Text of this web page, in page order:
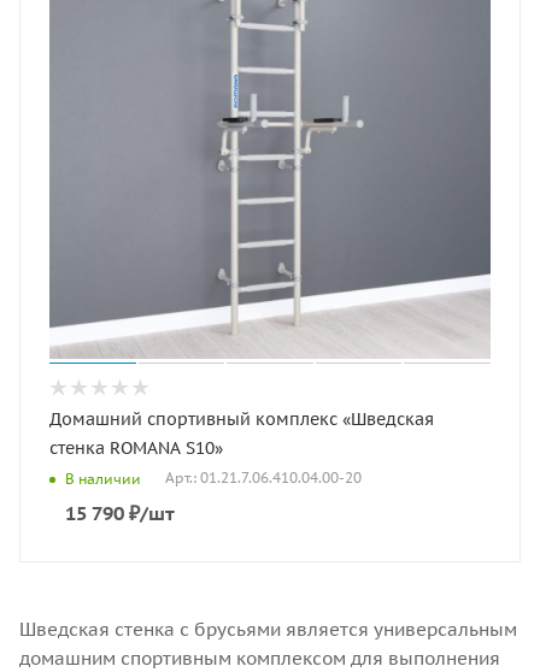
Домашний спортивный комплекс «Шведская
стенка ROMANA S10»
В наличии Арт.: 01.21.7.06.410.04.00-20
15 790 ₽/шт
Шведская стенка с брусьями является универсальным
домашним спортивным комплексом для выполнения